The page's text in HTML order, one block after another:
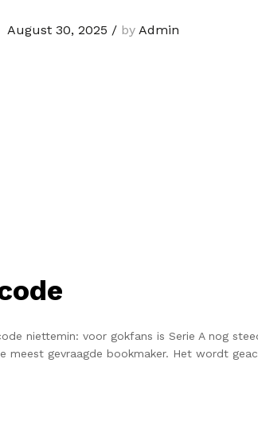
August 30, 2025 / by Admin
niettemin: voor gokfans is Serie A nog
meest gevraagde bookmaker. Het wordt